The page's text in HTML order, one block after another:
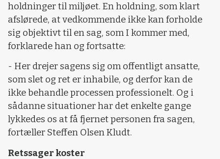
holdninger til miljøet. En holdning, som klart
afslørede, at vedkommende ikke kan forholde
sig objektivt til en sag, som I kommer med,
forklarede han og fortsatte:
- Her drejer sagens sig om offentligt ansatte,
som slet og ret er inhabile, og derfor kan de
ikke behandle processen professionelt. Og i
sådanne situationer har det enkelte gange
lykkedes os at få fjernet personen fra sagen,
fortæller Steffen Olsen Kludt.
Retssager koster